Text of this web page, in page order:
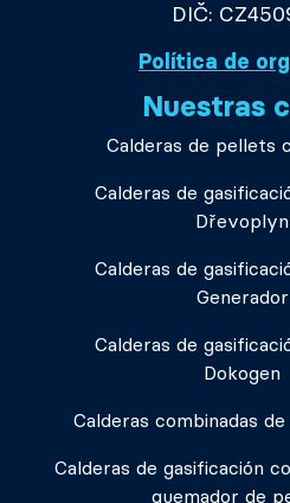
DIČ:
Política de
Nuestras
Calderas de pellets
Calderas de
Dřevoplyn
Calderas de
Generador
Calderas de
Dokogen
Calderas combinadas
Calderas de gasificación
quemador de